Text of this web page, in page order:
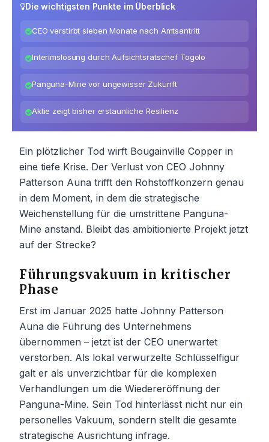
Die wichtigsten Punkte im Überblick
CEO verstirbt sieben Monate nach Amtsantritt
Interimslösung durch Aufsichtsratschef Togolo
Panguna-Mine vor ungewisser Zukunft
Aktie zeigt bisher erstaunliche Resilienz
Ein plötzlicher Tod wirft Bougainville Copper in
eine tiefe Krise. Der Verlust von CEO Johnny
Patterson Auna trifft den Rohstoffkonzern genau
in dem Moment, in dem die strategische
Weichenstellung für die umstrittene Panguna-
Mine anstand. Bleibt das ambitionierte Projekt jetzt
auf der Strecke?
Führungsvakuum in kritischer
Phase
Erst im Januar 2025 hatte Johnny Patterson
Auna die Führung des Unternehmens
übernommen – jetzt ist der CEO unerwartet
verstorben. Als lokal verwurzelte Schlüsselfigur
galt er als unverzichtbar für die komplexen
Verhandlungen um die Wiedereröffnung der
Panguna-Mine. Sein Tod hinterlässt nicht nur ein
personelles Vakuum, sondern stellt die gesamte
strategische Ausrichtung infrage.